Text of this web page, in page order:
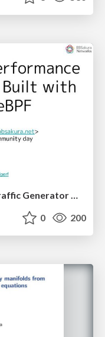
XDPerf: A High-Performance Traffic Generator Built with WASM and eBPF
0 200